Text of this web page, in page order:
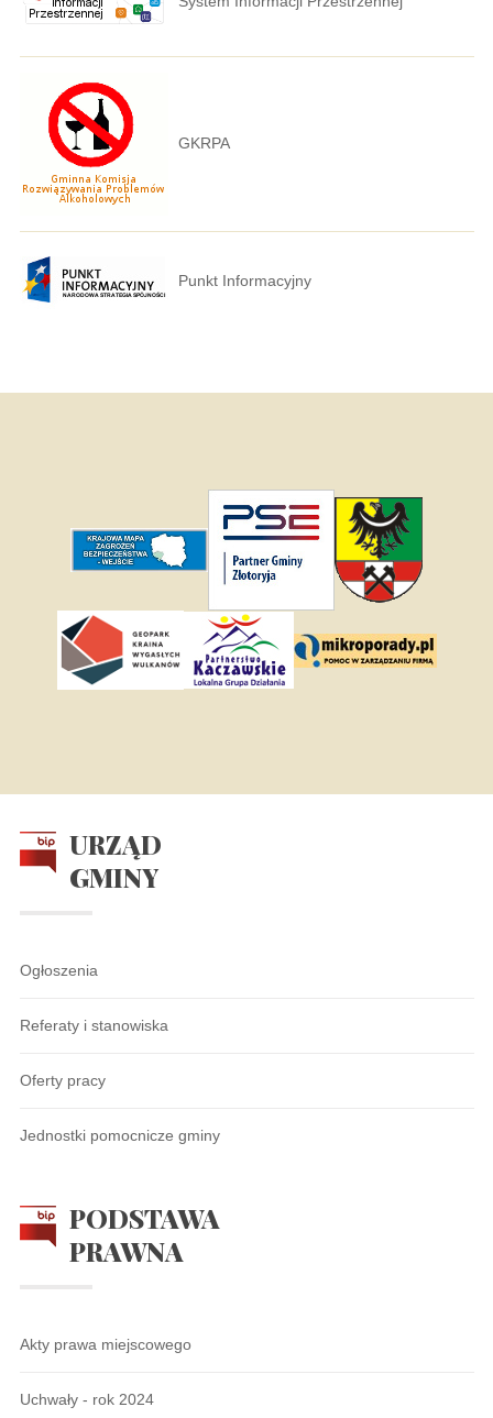
GKRPA
Punkt Informacyjny
URZĄD
GMINY
Ogłoszenia
Referaty i stanowiska
Oferty pracy
Jednostki pomocnicze gminy
PODSTAWA
PRAWNA
Akty prawa miejscowego
Uchwały - rok 2024